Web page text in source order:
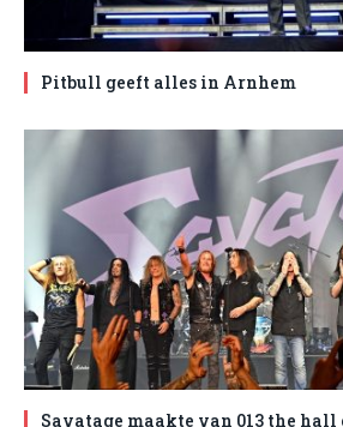
Pitbull geeft alles in Arnhem
Savatage maakte van 013 the